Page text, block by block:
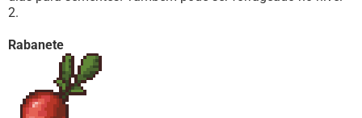
2.
Rabanete